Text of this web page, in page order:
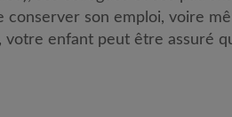
son emploi, voire
votre enfant peut être assuré